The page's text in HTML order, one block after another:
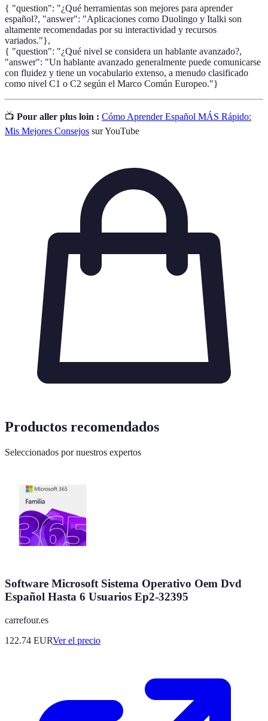
{ "question": "¿Qué herramientas son mejores para aprender
español?, "answer": "Aplicaciones como Duolingo y Italki son
altamente recomendadas por su interactividad y recursos
variados."},
{ "question": "¿Qué nivel se considera un hablante avanzado?,
"answer": "Un hablante avanzado generalmente puede comunicarse
con fluidez y tiene un vocabulario extenso, a menudo clasificado
como nivel C1 o C2 según el Marco Común Europeo."}
📺 Pour aller plus loin : Cómo Aprender Español MÁS Rápido:
Mis Mejores Consejos sur YouTube
Productos recomendados
Seleccionados por nuestros expertos
Software Microsoft Sistema Operativo Oem Dvd
Español Hasta 6 Usuarios Ep2-32395
carrefour.es
122.74 EURVer el precio